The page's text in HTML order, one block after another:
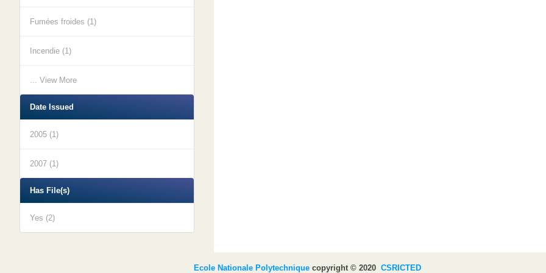
Fumées froides (1)
Incendie (1)
... View More
Date Issued
2005 (1)
2007 (1)
Has File(s)
Yes (2)
Ecole Nationale Polytechniquecopyright © 2020 CSRICTED